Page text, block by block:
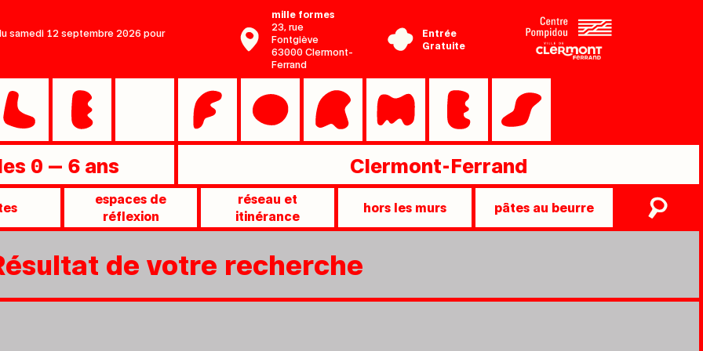
samedi 12 septembre 2026 pour
mille formes
23, rue
Fontgiève
63000 Clermont-
Ferrand
Entrée
Gratuite
0 — 6 ans Clermont-Ferrand
espaces de
réflexion
réseau et
itinérance
hors les murs pâtes au beurre
de votre recherche